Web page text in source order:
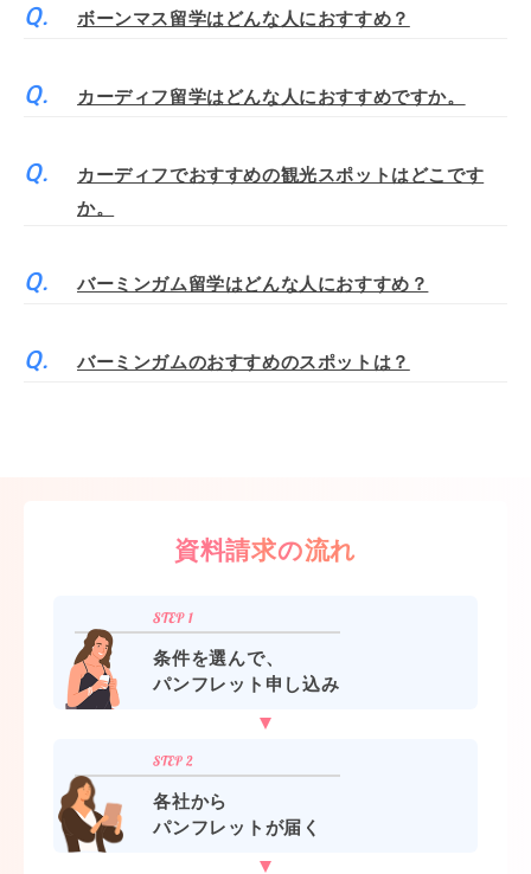
ボーンマス留学はどんな人におすすめ？
カーディフ留学はどんな人におすすめですか。
カーディフでおすすめの観光スポットはどこです
か。
バーミンガム留学はどんな人におすすめ？
バーミンガムのおすすめのスポットは？
資料請求の流れ
条件を選んで、
パンフレット申し込み
各社から
パンフレットが届く